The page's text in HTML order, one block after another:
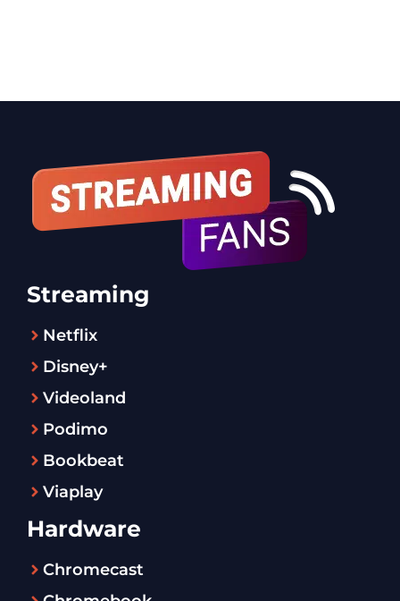
Streaming
Netflix
Disney+
Videoland
Podimo
Bookbeat
Viaplay
Hardware
Chromecast